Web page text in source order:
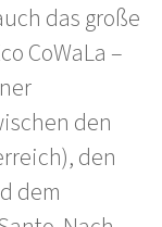
das große
CoWaLa –
den
den
dem